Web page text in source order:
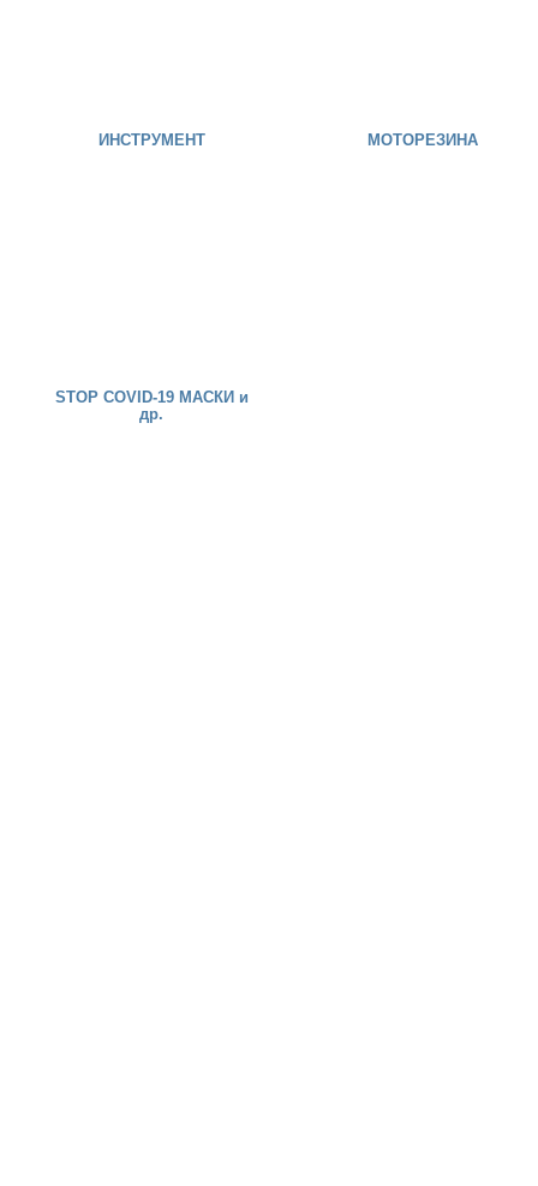
ИНСТРУМЕНТ МОТОРЕЗИНА
STOP COVID-19 МАСКИ и
др.